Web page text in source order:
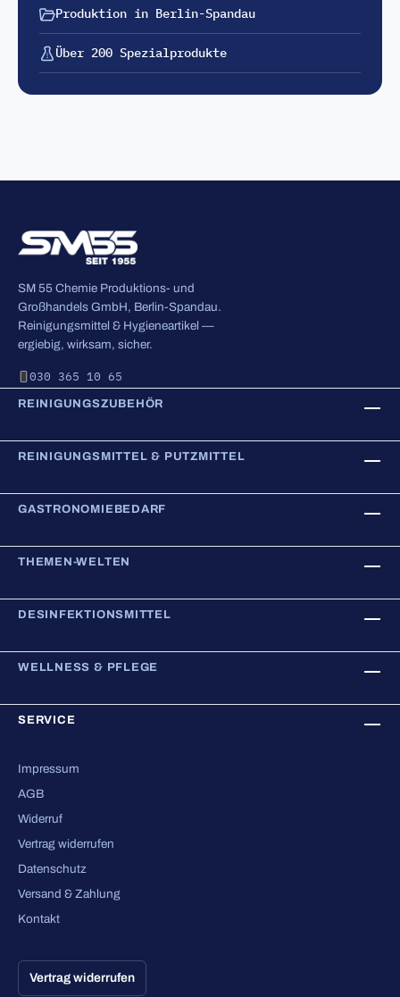
Produktion in Berlin-Spandau
Über 200 Spezialprodukte
SM 55 Chemie Produktions- und
Großhandels GmbH, Berlin-Spandau.
Reinigungsmittel & Hygieneartikel —
ergiebig, wirksam, sicher.
030 365 10 65
REINIGUNGSZUBEHÖR
REINIGUNGSMITTEL & PUTZMITTEL
GASTRONOMIEBEDARF
THEMEN-WELTEN
DESINFEKTIONSMITTEL
WELLNESS & PFLEGE
SERVICE
Impressum
AGB
Widerruf
Vertrag widerrufen
Datenschutz
Versand & Zahlung
Kontakt
Vertrag widerrufen